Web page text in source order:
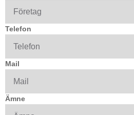
Telefon
Mail
Ämne